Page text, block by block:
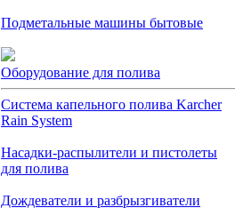
Подметальные машины бытовые
Оборудование для полива
Система капельного полива Karcher
Rain System
Насадки-распылители и пистолеты
для полива
Дождеватели и разбрызгиватели